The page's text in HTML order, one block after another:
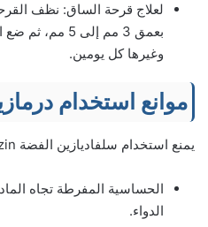
لعلاج قرحة الساق: نظف
بعمق 3 مم إلى
وغيرها كل يومين.
موانع استخدام
يمنع استخدام سلفاديازين الفضة Dermazin في الحالات التالية:
الحساسية المفرطة تجاه
الدواء.